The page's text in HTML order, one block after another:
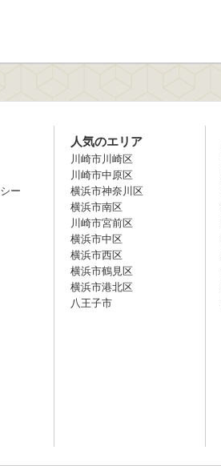
ー
人気のエリア
川崎市川崎区
川崎市中原区
横浜市神奈川区
横浜市南区
川崎市宮前区
横浜市中区
横浜市西区
横浜市鶴見区
横浜市港北区
八王子市